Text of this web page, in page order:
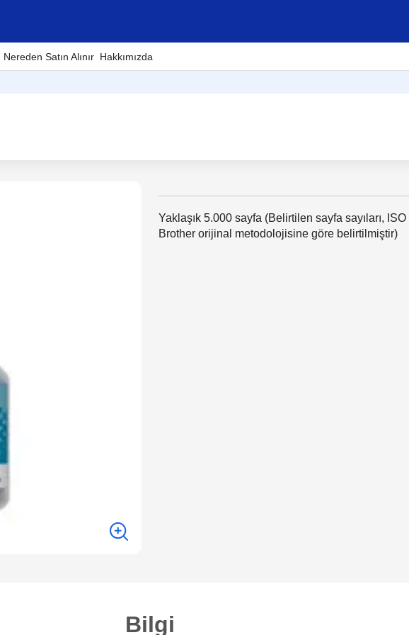
Nereden Satın Alınır Hakkımızda
Yaklaşık 5.000 sayfa (Belirtilen sayfa sayıları,
Brother orijinal metodolojisine göre belirtilmiştir)
Bilgi